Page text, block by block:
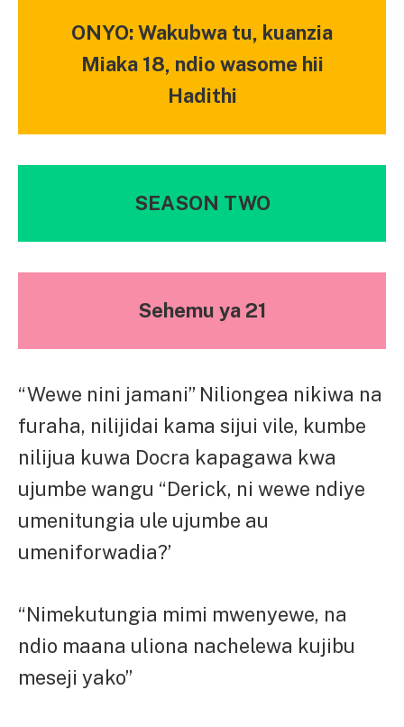
ONYO: Wakubwa tu, kuanzia
Miaka 18, ndio wasome hii
Hadithi
SEASON TWO
Sehemu ya 21
“Wewe nini jamani” Niliongea nikiwa na
furaha, nilijidai kama sijui vile, kumbe
nilijua kuwa Docra kapagawa kwa
ujumbe wangu “Derick, ni wewe ndiye
umenitungia ule ujumbe au
umeniforwadia?’
“Nimekutungia mimi mwenyewe, na
ndio maana uliona nachelewa kujibu
meseji yako”